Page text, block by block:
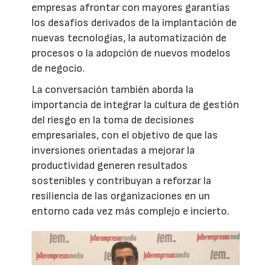
empresas afrontar con mayores garantías
los desafíos derivados de la implantación de
nuevas tecnologías, la automatización de
procesos o la adopción de nuevos modelos
de negocio.
La conversación también aborda la
importancia de integrar la cultura de gestión
del riesgo en la toma de decisiones
empresariales, con el objetivo de que las
inversiones orientadas a mejorar la
productividad generen resultados
sostenibles y contribuyan a reforzar la
resiliencia de las organizaciones en un
entorno cada vez más complejo e incierto.